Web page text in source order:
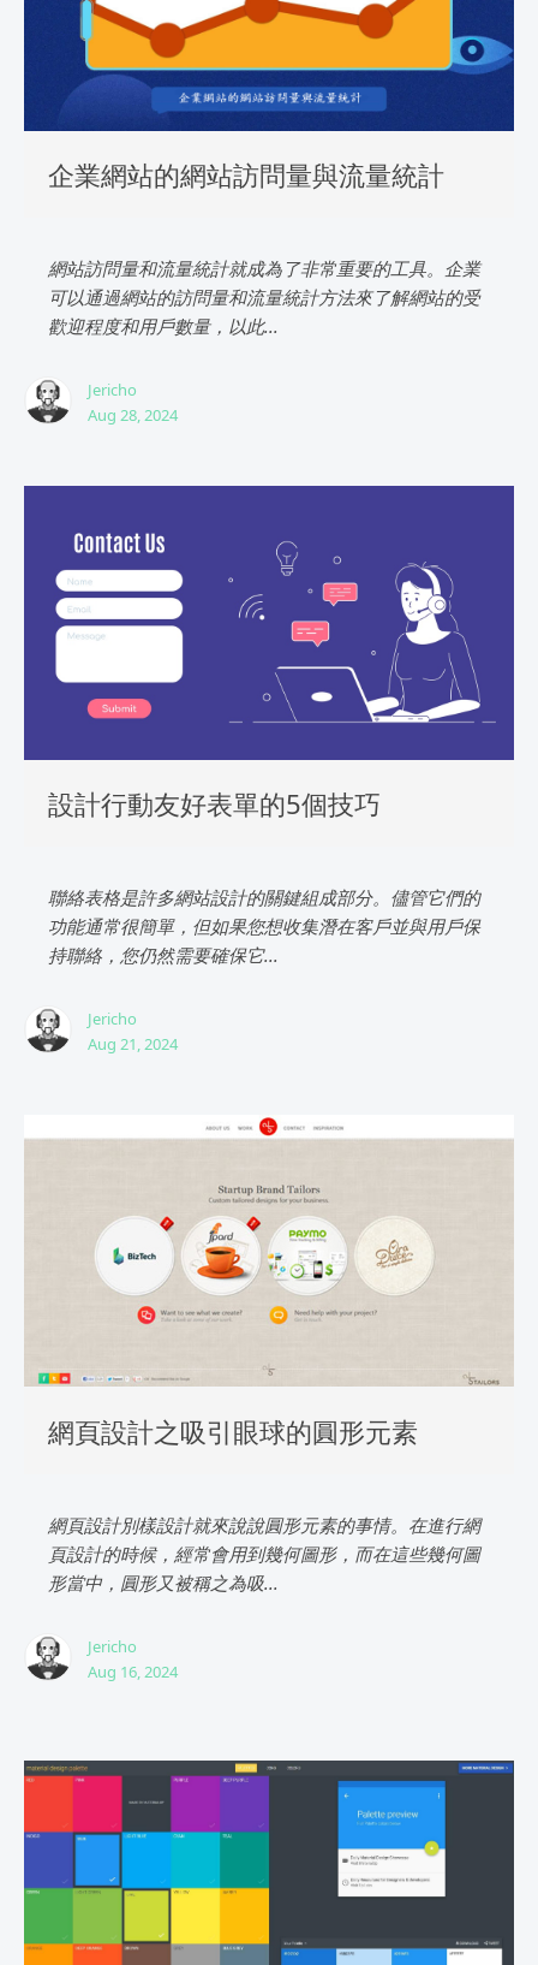
企業網站的網站訪問量與流量統計
網站訪問量和流量統計就成為了非常重要的工具。企業
可以通過網站的訪問量和流量統計方法來了解網站的受
歡迎程度和用戶數量，以此...
Jericho
Aug 28, 2024
設計行動友好表單的5個技巧
聯絡表格是許多網站設計的關鍵組成部分。儘管它們的
功能通常很簡單，但如果您想收集潛在客戶並與用戶保
持聯絡，您仍然需要確保它...
Jericho
Aug 21, 2024
網頁設計之吸引眼球的圓形元素
網頁設計別樣設計就來說說圓形元素的事情。在進行網
頁設計的時候，經常會用到幾何圖形，而在這些幾何圖
形當中，圓形又被稱之為吸...
Jericho
Aug 16, 2024